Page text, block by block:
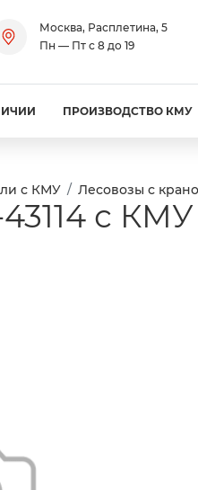
Москва, Расплетина, 5
Пн — Пт с 8 до 19
ПРОИЗВОДСТВО КМУ
с КМУ Лесовозы с
с